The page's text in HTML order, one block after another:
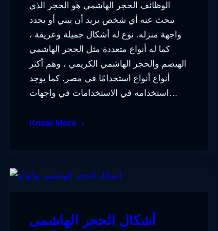
الوظائف الحجر الهاشمي هو الحجر الذي
يبحث عنه أي شخص يريد أن يبني أو يجدد
واجهة منزله. نوع له أشكال جميلة وعريقة ،
كما له أنواع متعددة مثل الحجر الهاشمي
الهيصم والحجر الهاشمي الكريمي ، وهم أكثر
أنواع أنواع استخدامًا في مصر. كما يوجد
استخدامه في الاستخدامات في واجهات…
Know More
أشكال الحجر الهاشمى